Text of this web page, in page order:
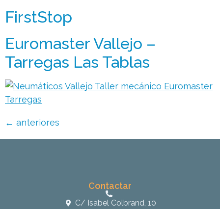
FirstStop
Euromaster Vallejo –
Tarregas Las Tablas
← anteriores
Contactar
C/ Isabel Colbrand, 10